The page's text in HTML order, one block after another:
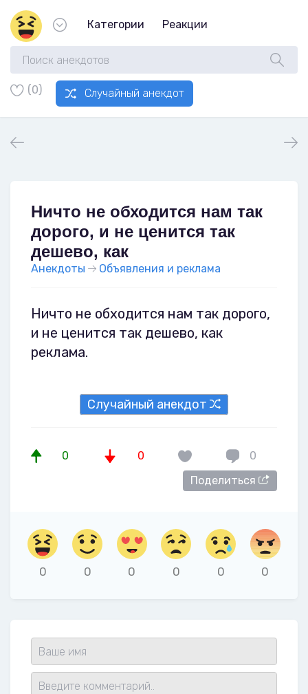
Категории Реакции
(0) Случайный анекдот
Ничто не обходится нам так
дорого, и не ценится так
дешево, как
Анекдоты Объявления и реклама
Ничто не обходится нам так дорого,
и не ценится так дешево, как
реклама.
Случайный анекдот
0 0
0
Поделиться
0 0 0 0 0 0